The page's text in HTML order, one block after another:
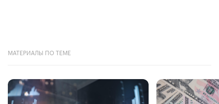
МАТЕРИАЛЫ ПО ТЕМЕ